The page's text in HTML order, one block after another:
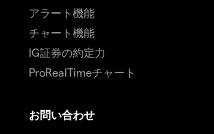
アラート機能
チャート機能
IG証券の約定力
ProRealTimeチャート
お問い合わせ